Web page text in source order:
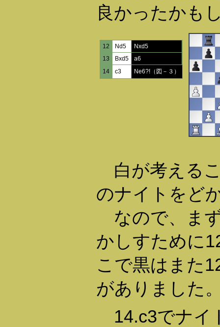
良かったかも
12 Nd5
Nxd5
13
Bxd5
a6
14
c3 Ne6?!（図－３）
白が考える
のナイトをど
なので、ま
かしすために
こで黒はまた
がありました
14.c3でナイ